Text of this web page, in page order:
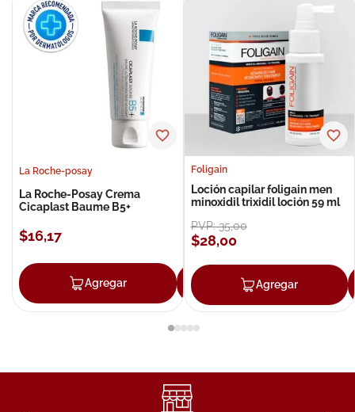
La Roche-posay
La Roche-Posay Crema
Cicaplast Baume B5+
$16,17
Agregar Agregar
Foligain
Loción capilar foligain men
minoxidil trixidil loción 59 ml
PVP:35,00
$28,00
Agregar